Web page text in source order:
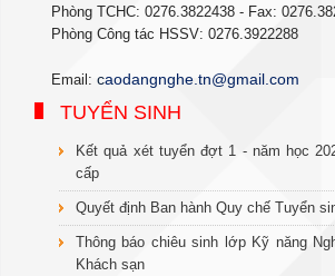
Phòng TCHC: 0276.3822438 - Fax:
Phòng Công tác HSSV: 0276.3922288
Email: caodangnghe.tn@gmail.com
TUYỂN SINH
Kết quả xét tuyển đợt 1 - năm học
cấp
Quyết định Ban hành Quy chế Tuyển
Thông báo chiêu sinh lớp Kỹ năng
Khách sạn